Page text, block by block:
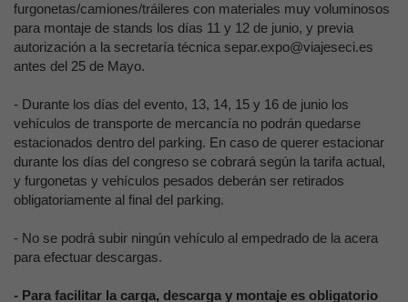
furgonetas/camiones/tráileres con materiales muy voluminosos
para montaje de stands los días 11 y 12 de junio, y previa
autorización a la secretaría técnica separ.expo@viajeseci.es
antes del 25 de Mayo.
- Durante los días del evento, 13, 14, 15 y 16 de junio los
vehículos de transporte de mercancía no podrán quedarse
estacionados dentro del parking. En caso de querer estacionar
durante los días del congreso se cobrará según la tarifa actual,
y furgonetas y vehículos pesados deberán ser retirados
obligatoriamente al final del parking.
- No se podrá subir ningún vehículo al empedrado de la acera
para efectuar descargas.
- Para facilitar la carga, descarga y montaje es obligatorio